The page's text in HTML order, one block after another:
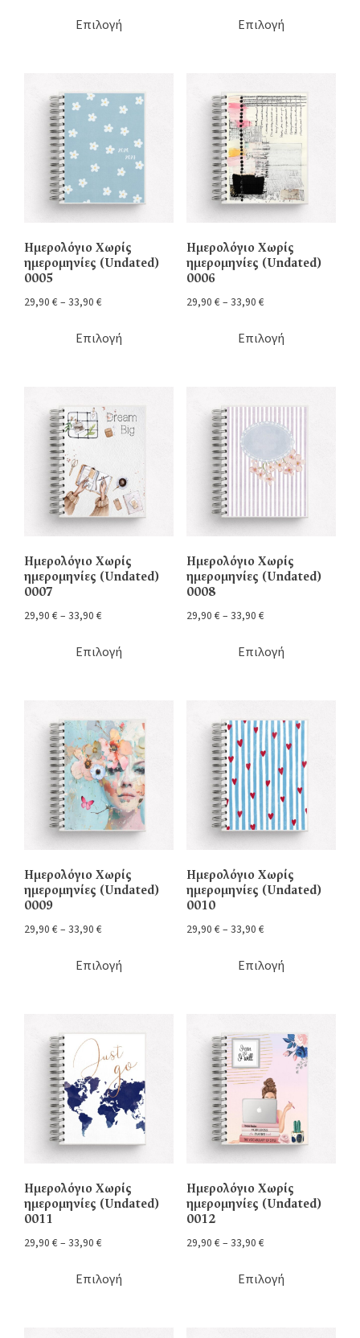
Επιλογή Επιλογή
Ημερολόγιο Χωρίς
ημερομηνίες (Undated)
0005
29,90 € – 33,90 €
Επιλογή
Ημερολόγιο Χωρίς
ημερομηνίες (Undated)
0006
29,90 € – 33,90 €
Επιλογή
Ημερολόγιο Χωρίς
ημερομηνίες (Undated)
0007
29,90 € – 33,90 €
Επιλογή
Ημερολόγιο Χωρίς
ημερομηνίες (Undated)
0008
29,90 € – 33,90 €
Επιλογή
Ημερολόγιο Χωρίς
ημερομηνίες (Undated)
0009
29,90 € – 33,90 €
Επιλογή
Ημερολόγιο Χωρίς
ημερομηνίες (Undated)
0010
29,90 € – 33,90 €
Επιλογή
Ημερολόγιο Χωρίς
ημερομηνίες (Undated)
0011
29,90 € – 33,90 €
Επιλογή
Ημερολόγιο Χωρίς
ημερομηνίες (Undated)
0012
29,90 € – 33,90 €
Επιλογή